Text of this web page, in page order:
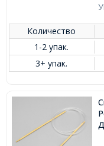
Количество
1-2 упак.
3+ упак.